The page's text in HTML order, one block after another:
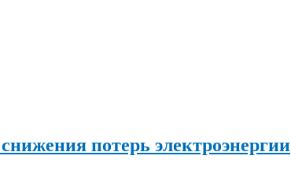
потерь электроэнергии